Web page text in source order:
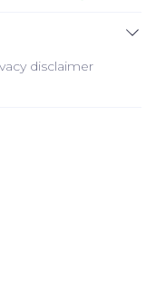
disclaimer